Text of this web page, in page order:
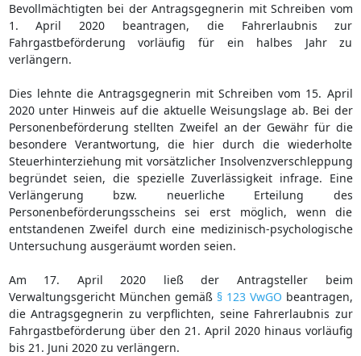
Bevollmächtigten bei der Antragsgegnerin mit Schreiben vom
1. April 2020 beantragen, die Fahrerlaubnis zur
Fahrgastbeförderung vorläufig für ein halbes Jahr zu
verlängern.
Dies lehnte die Antragsgegnerin mit Schreiben vom 15. April
2020 unter Hinweis auf die aktuelle Weisungslage ab. Bei der
Personenbeförderung stellten Zweifel an der Gewähr für die
besondere Verantwortung, die hier durch die wiederholte
Steuerhinterziehung mit vorsätzlicher Insolvenzverschleppung
begründet seien, die spezielle Zuverlässigkeit infrage. Eine
Verlängerung bzw. neuerliche Erteilung des
Personenbeförderungsscheins sei erst möglich, wenn die
entstandenen Zweifel durch eine medizinisch-psychologische
Untersuchung ausgeräumt worden seien.
Am 17. April 2020 ließ der Antragsteller beim
Verwaltungsgericht München gemäß § 123 VwGO beantragen,
die Antragsgegnerin zu verpflichten, seine Fahrerlaubnis zur
Fahrgastbeförderung über den 21. April 2020 hinaus vorläufig
bis 21. Juni 2020 zu verlängern.